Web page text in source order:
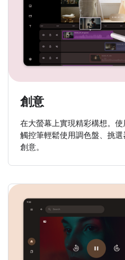
創意
在大螢幕上實現精彩構想。
觸控筆輕鬆使用調色盤、挑
創意。